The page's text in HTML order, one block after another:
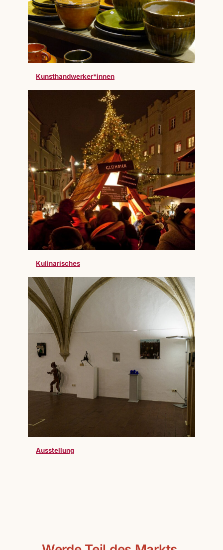
Kunsthandwerker*innen
Kulinarisches
Ausstellung